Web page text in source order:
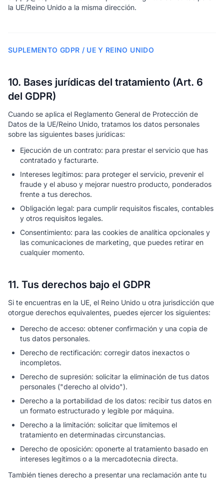
la UE/Reino Unido a la misma dirección.
SUPLEMENTO GDPR / UE Y REINO UNIDO
10. Bases jurídicas del tratamiento (Art. 6
del GDPR)
Cuando se aplica el Reglamento General de Protección de
Datos de la UE/Reino Unido, tratamos los datos personales
sobre las siguientes bases jurídicas:
Ejecución de un contrato: para prestar el servicio que has
contratado y facturarte.
Intereses legítimos: para proteger el servicio, prevenir el
fraude y el abuso y mejorar nuestro producto, ponderados
frente a tus derechos.
Obligación legal: para cumplir requisitos fiscales, contables
y otros requisitos legales.
Consentimiento: para las cookies de analítica opcionales y
las comunicaciones de marketing, que puedes retirar en
cualquier momento.
11. Tus derechos bajo el GDPR
Si te encuentras en la UE, el Reino Unido u otra jurisdicción que
otorgue derechos equivalentes, puedes ejercer los siguientes:
Derecho de acceso: obtener confirmación y una copia de
tus datos personales.
Derecho de rectificación: corregir datos inexactos o
incompletos.
Derecho de supresión: solicitar la eliminación de tus datos
personales ("derecho al olvido").
Derecho a la portabilidad de los datos: recibir tus datos en
un formato estructurado y legible por máquina.
Derecho a la limitación: solicitar que limitemos el
tratamiento en determinadas circunstancias.
Derecho de oposición: oponerte al tratamiento basado en
intereses legítimos o a la mercadotecnia directa.
También tienes derecho a presentar una reclamación ante tu